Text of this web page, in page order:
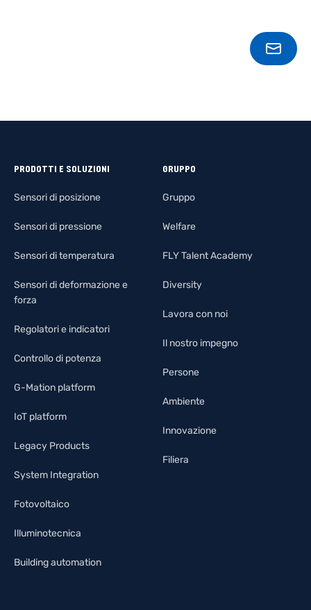
PRODOTTI E SOLUZIONI
Sensori di posizione
Sensori di pressione
Sensori di temperatura
Sensori di deformazione e
forza
Regolatori e indicatori
Controllo di potenza
G-Mation platform
IoT platform
Legacy Products
System Integration
Fotovoltaico
Illuminotecnica
Building automation
GRUPPO
Gruppo
Welfare
FLY Talent Academy
Diversity
Lavora con noi
Il nostro impegno
Persone
Ambiente
Innovazione
Filiera